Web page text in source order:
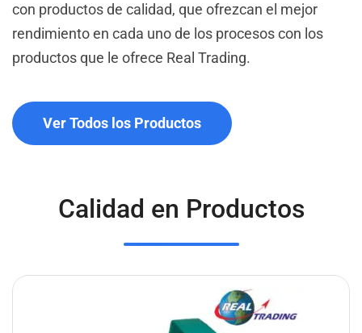
con productos de calidad, que ofrezcan el mejor
rendimiento en cada uno de los procesos con los
productos que le ofrece Real Trading.
Ver Todos los Productos
Calidad en Productos